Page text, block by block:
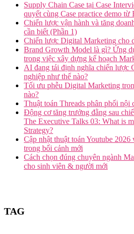
Supply Chain Case tại Case
quyết cùng Case practice demo từ
Chiến lược vận hành và tăng
cần biết (Phần 1)
Chiến lược Digital Marketing cho
Brand Growth Model là gì? Ứng
trong việc xây dựng kế hoạch
AI đang tái định nghĩa chiến lược
nghiệp như thế nào?
Tối ưu phễu Digital Marketing
nào?
Thuật toán Threads phân phối nội
Động cơ tăng trưởng đằng sau
The Executive Talks 03: What is
Strategy?
Cập nhật thuật toán Youtube
trong bối cảnh mới
Cách chọn đúng chuyên ngành
cho sinh viên & người mới
TAG